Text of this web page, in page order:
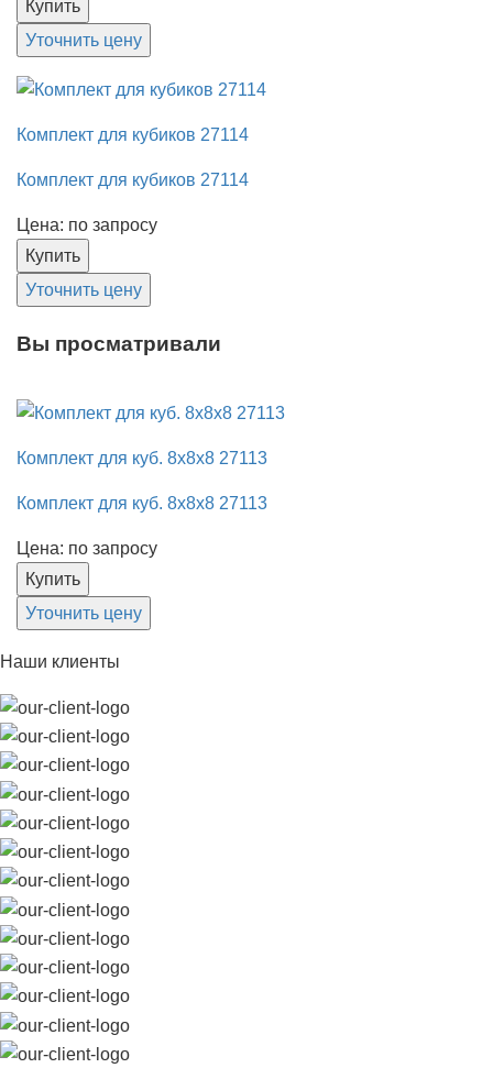
Купить
Уточнить цену
Комплект для кубиков 27114
Комплект для кубиков 27114
Цена: по запросу
Купить
Уточнить цену
Вы просматривали
Комплект для куб. 8х8х8 27113
Комплект для куб. 8х8х8 27113
Цена: по запросу
Купить
Уточнить цену
Наши клиенты